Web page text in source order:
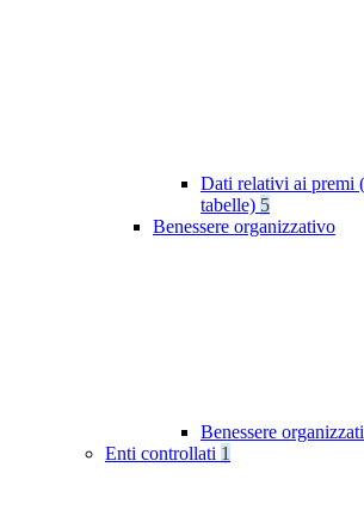
Dati relativi ai premi
tabelle) 5
Benessere organizzativo
Benessere
Enti controllati 1